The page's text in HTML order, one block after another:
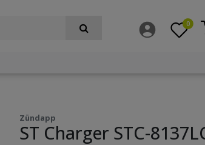
0
Zündapp
ST Charger STC-